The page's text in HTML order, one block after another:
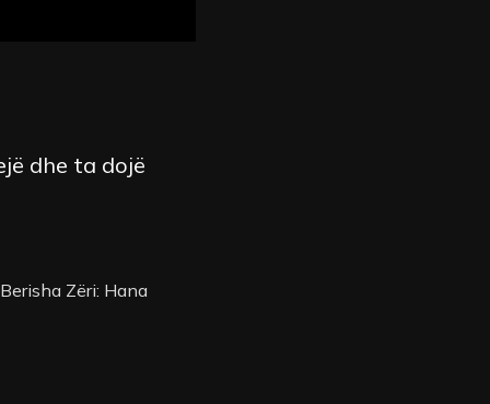
dhe ta dojë
Zëri: Hana